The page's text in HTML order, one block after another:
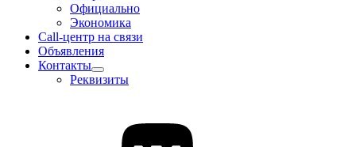
Официально
Экономика
Call-центр на связи
Объявления
Контакты
Реквизиты